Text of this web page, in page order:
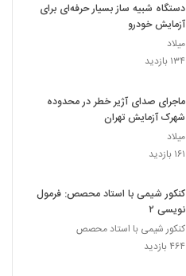
دستگاه شبیه ساز بسیار حرفه‌ای برای
آزمایش خودرو
میلاد
۱۳۴ بازدید
ماجرای صدای آژیر خطر در محدوده
شهرک آزمایش تهران
میلاد
۱۶۱ بازدید
کنکور شیمی با استاد محصص: فرمول
نویسی ۲
کنکور شیمی با استاد محصص
۴۶۴ بازدید